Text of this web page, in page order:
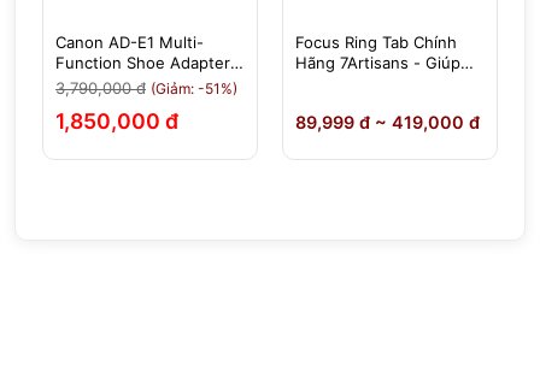
Canon AD-E1 Multi-
Function Shoe Adapter -
Chính Hãng
3,790,000 đ (Giảm: -51%)
1,850,000 đ
Focus Ring Tab Chính
Hãng 7Artisans - Giúp
89,999 đ ~ 419,000 đ